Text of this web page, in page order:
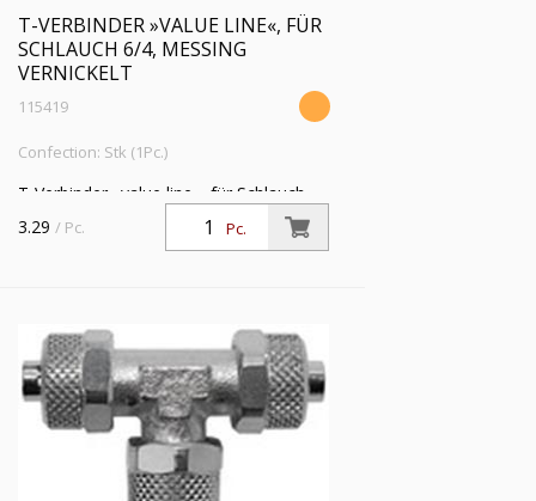
T-VERBINDER »VALUE LINE«, FÜR
SCHLAUCH 6/4, MESSING
VERNICKELT
115419
Confection: Stk (1Pc.)
T-Verbinder »value line«, für Schlauch
6/4 mm, SW 8, Betriebsdruck max. 18
bar, Messing vernickelt
Pc.
3.29 / Pc.